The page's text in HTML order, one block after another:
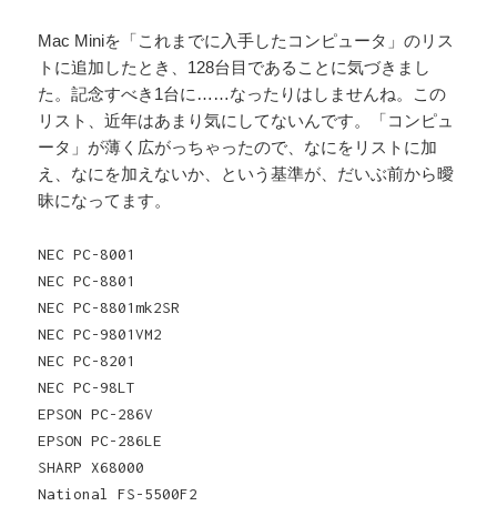
Mac Miniを「これまでに入手したコンピュータ」のリス
トに追加したとき、128台目であることに気づきまし
た。記念すべき1台に……なったりはしませんね。この
リスト、近年はあまり気にしてないんです。「コンピュ
ータ」が薄く広がっちゃったので、なにをリストに加
え、なにを加えないか、という基準が、だいぶ前から曖
昧になってます。
NEC PC-8001
NEC PC-8801
NEC PC-8801mk2SR
NEC PC-9801VM2
NEC PC-8201
NEC PC-98LT
EPSON PC-286V
EPSON PC-286LE
SHARP X68000
National FS-5500F2